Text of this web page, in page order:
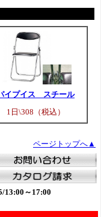
イプイス スチール
1日\308（税込）
ページトップへ▲
13:00～17:00